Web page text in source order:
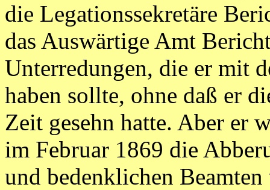
die Legationssekretäre
das Auswärtige Amt
Unterredungen, die er mit
haben sollte, ohne daß er
Zeit gesehn hatte. Aber er
im Februar 1869 die
und bedenklichen